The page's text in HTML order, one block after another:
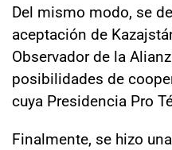
Del mismo modo, se
aceptación de
Observador de la
posibilidades de
cuya Presidencia Pro
Finalmente, se hizo